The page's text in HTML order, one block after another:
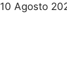
10 Agosto